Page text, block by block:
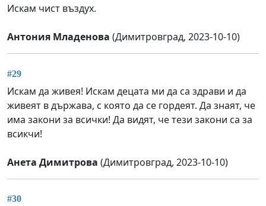
Искам чист въздух.
Антония Младенова (Димитровград, 2023-10-10)
#29
Искам да живея! Искам децата ми да са здрави и да
живеят в държава, с която да се гордеят. Да знаят, че
има закони за всички! Да видят, че тези закони са за
всикчи!
Анета Димитрова (Димитровград, 2023-10-10)
#30